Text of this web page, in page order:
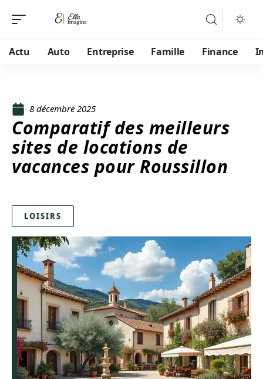
Actu Auto Entreprise Famille Finance
8 décembre 2025
Comparatif des meilleurs
sites de locations de
vacances pour Roussillon
LOISIRS